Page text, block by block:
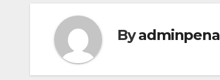
Byadminpena